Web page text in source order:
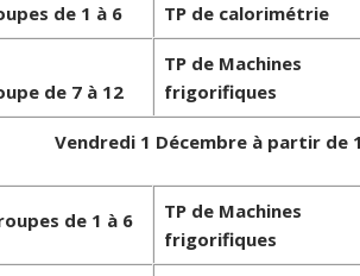
de 1 à 6 TP de calorimétrie
de 7 à 12
TP de Machines
frigorifiques
Vendredi 1 Décembre à partir de
de 1 à 6
TP de Machines
frigorifiques